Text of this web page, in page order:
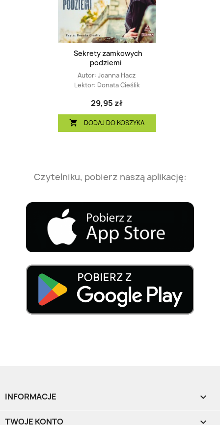
Sekrety zamkowych
podziemi
Autor: Joanna Hacz
Lektor: Donata Cieślik
29,95 zł
 DODAJ DO KOSZYKA
Czytelniku, pobierz naszą aplikację:
INFORMACJE 
TWOJE KONTO 